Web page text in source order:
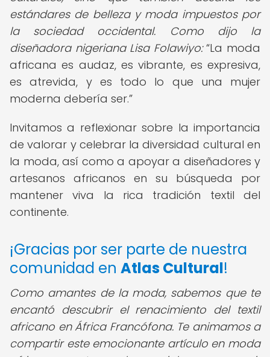
estándares de belleza y moda impuestos por
la sociedad occidental. Como dijo la
diseñadora nigeriana Lisa Folawiyo: La moda
africana es audaz, es vibrante, es expresiva,
es atrevida, y es todo lo que una mujer
moderna debería ser.
Invitamos a reflexionar sobre la importancia
de valorar y celebrar la diversidad cultural en
la moda, así como a apoyar a diseñadores y
artesanos africanos en su búsqueda por
mantener viva la rica tradición textil del
continente.
¡Gracias por ser parte de nuestra
comunidad en Atlas Cultural!
Como amantes de la moda, sabemos que te
encantó descubrir el renacimiento del textil
africano en África Francófona. Te animamos a
compartir este emocionante artículo en moda